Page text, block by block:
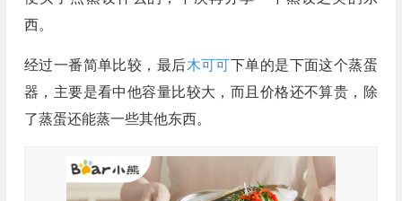
西。
经过一番简单比较，最后木可可下单的是下面这个蒸蛋
器，主要是看中他容量比较大，而且价格还不算贵，除
了蒸蛋还能蒸一些其他东西。